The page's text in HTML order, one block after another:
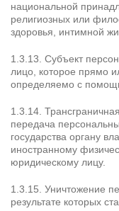
национальной
религиозных или
здоровья, интимной
1.3.13. Субъект
лицо, которое прямо
определяемо с
1.3.14.
передача
государства органу
иностранному
юридическому лицу.
1.3.15. Уничтожение
результате которых